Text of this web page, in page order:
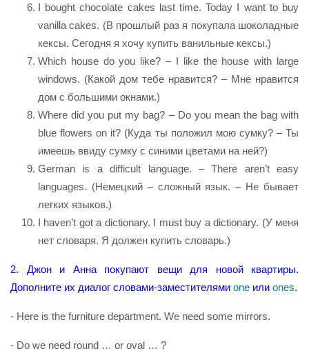
I bought chocolate cakes last time. Today I want to buy
vanilla cakes. (В прошлый раз я покупала шоколадные
кексы. Сегодня я хочу купить ванильные кексы.)
Which house do you like? – I like the house with large
windows. (Какой дом тебе нравится? – Мне нравится
дом с большими окнами.)
Where did you put my bag? – Do you mean the bag with
blue flowers on it? (Куда ты положил мою сумку? – Ты
имеешь ввиду сумку с синими цветами на ней?)
German is a difficult language. – There aren’t easy
languages. (Немецкий – сложный язык. – Не бывает
легких языков.)
I haven’t got a dictionary. I must buy a dictionary. (У меня
нет словаря. Я должен купить словарь.)
2. Джон и Анна покупают вещи для новой квартиры.
Дополните их диалог словами-заместителями one или ones.
- Here is the furniture department. We need some mirrors.
- Do we need round … or oval … ?